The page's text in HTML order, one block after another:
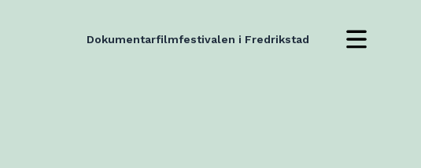
Dokumentarfilmfestivalen i Fredrikstad